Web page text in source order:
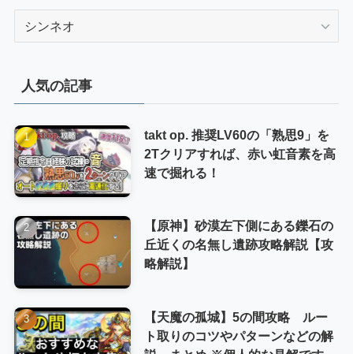
ー
人気の記事
takt op. 推奨LV60の「熟思9」を
2Tクリアすれば、赤い虹音素を高
速で掘れる！
【原神】砂漠左下側にある鑠石の
丘近くの名無し遺跡攻略解説【攻
略解説】
【天魔の孤城】5の間攻略 ルー
ト取りのコツやパターンなどの解